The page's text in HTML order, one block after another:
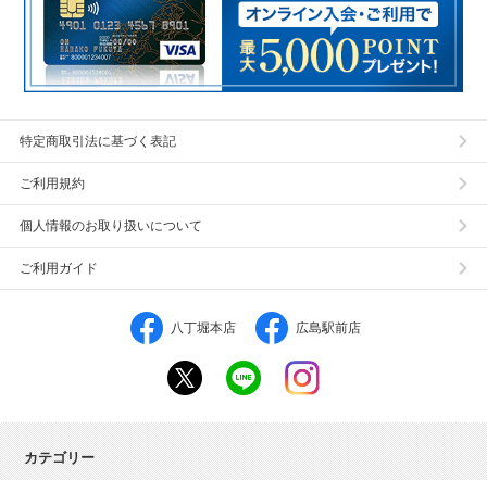
特定商取引法に基づく表記
ご利用規約
個人情報のお取り扱いについて
ご利用ガイド
八丁堀本店 広島駅前店
カテゴリー